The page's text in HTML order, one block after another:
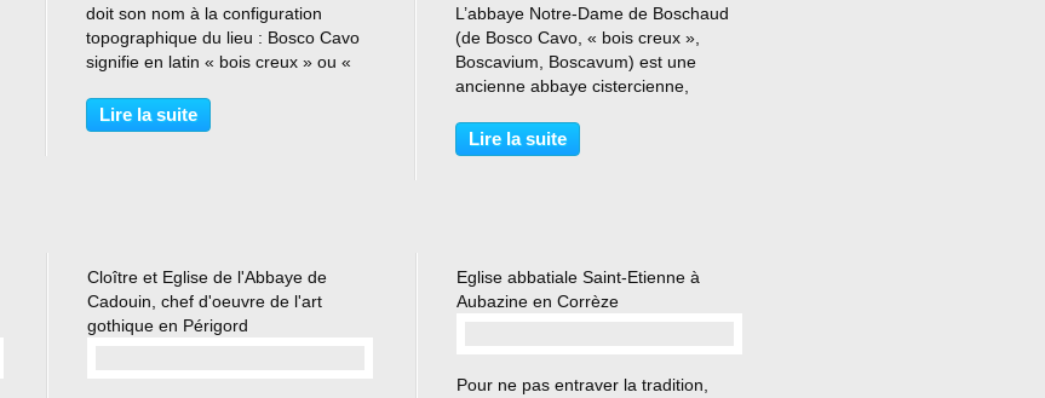
doit son nom à la configuration
topographique du lieu : Bosco Cavo
signifie en latin « bois creux » ou «
siècle, en partie détruite au cours
des guerres de Religion, l’abbaye
Lire la suite
L’abbaye Notre-Dame de Boschaud
(de Bosco Cavo, « bois creux »,
Boscavium, Boscavum) est une
ancienne abbaye cistercienne,
située sur le territoire de la commune
de Villars, en Dordogne. L'abbaye
Lire la suite
Cloître et Eglise de l'Abbaye de
Cadouin, chef d'oeuvre de l'art
gothique en Périgord
Eglise abbatiale Saint-Etienne à
Aubazine en Corrèze
Pour ne pas entraver la tradition,